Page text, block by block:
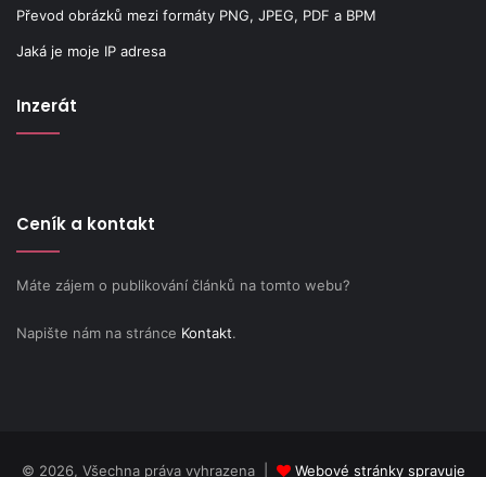
Převod obrázků mezi formáty PNG, JPEG, PDF a BPM
Jaká je moje IP adresa
Inzerát
Ceník a kontakt
Máte zájem o publikování článků na tomto webu?
Napište nám na stránce Kontakt.
© 2026, Všechna práva vyhrazena | Webové stránky spravuje